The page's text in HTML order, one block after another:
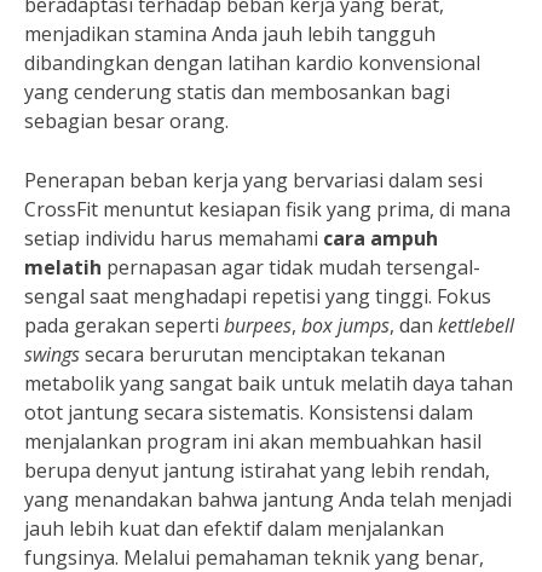
menjadikan stamina Anda jauh lebih tangguh
dibandingkan dengan latihan kardio konvensional
yang cenderung statis dan membosankan bagi
sebagian besar orang.
Penerapan beban kerja yang bervariasi dalam sesi
CrossFit menuntut kesiapan fisik yang prima, di mana
setiap individu harus memahami cara ampuh
melatih pernapasan agar tidak mudah tersengal-
sengal saat menghadapi repetisi yang tinggi. Fokus
pada gerakan seperti burpees, box jumps, dan kettlebell
swingssecara berurutan menciptakan tekanan
metabolik yang sangat baik untuk melatih daya tahan
otot jantung secara sistematis. Konsistensi dalam
menjalankan program ini akan membuahkan hasil
berupa denyut jantung istirahat yang lebih rendah,
yang menandakan bahwa jantung Anda telah menjadi
jauh lebih kuat dan efektif dalam menjalankan
fungsinya. Melalui pemahaman teknik yang benar,